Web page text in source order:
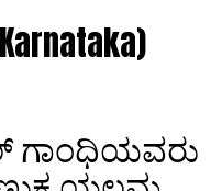
ಗಾಂಧಿಯವರು